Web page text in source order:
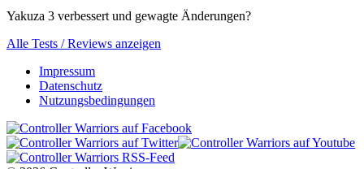
Yakuza 3 verbessert und gewagte Änderungen?
Alle Tests / Reviews anzeigen
Impressum
Datenschutz
Nutzungsbedingungen